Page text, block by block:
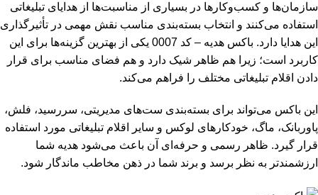
سازمان‌ها و کسب‌وکارها در بسیاری از مناسبت‌ها از هدایای تبلیغاتی
استفاده می‌کنند و انتخاب بسته‌بندی مناسب نقش مهمی در تأثیرگذاری
این هدایا دارد. باکس هدیه – کد 0007 یکی از بهترین گزینه‌ها برای این
کاربرد است؛ زیرا هم ظاهر شیک دارد و هم فضای مناسب برای قرار
دادن اقلام تبلیغاتی مختلف را فراهم می‌کند.
این باکس می‌تواند برای بسته‌بندی ست‌های مدیریتی، سررسید، فلش،
پاوربانک، ماگ، خودکارهای لوکس و سایر اقلام تبلیغاتی مورد استفاده
قرار گیرد. ظاهر رسمی و حرفه‌ای آن باعث می‌شود هدیه شما
ارزشمندتر به نظر برسد و برند شما در ذهن مخاطب ماندگار شود.